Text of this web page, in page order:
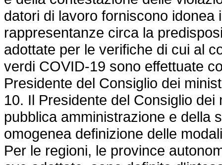
datori di lavoro forniscono
rappresentanze circa la
adottate per le verifiche di cui al
verdi COVID-19 sono effettuate
Presidente del Consiglio dei
10. Il Presidente del Consiglio
pubblica amministrazione e della
omogenea definizione delle
Per le regioni, le province